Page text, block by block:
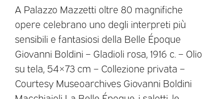
A Palazzo Mazzetti oltre 80 magnifiche
opere celebrano uno degli interpreti più
sensibili e fantasiosi della Belle Époque
Giovanni Boldini – Gladioli rosa, 1916 c. – Olio
su tela, 54×73 cm – Collezione privata –
Courtesy Museoarchives Giovanni Boldini